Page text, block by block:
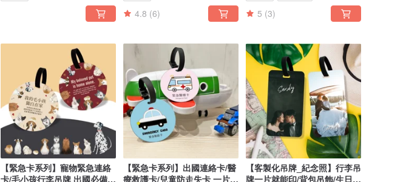
4.8 (6) 5 (3)
【緊急卡系列】寵物緊急連絡
卡/毛小孩行李吊牌 出國必備
【緊急卡系列】出國連絡卡/醫
療救護卡/兒童防走失卡 一片可
【客製化吊牌_紀念照】行李吊
牌一片就能印/背包吊飾/生日禮